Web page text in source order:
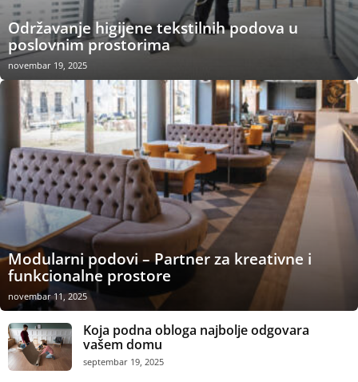
Održavanje higijene tekstilnih podova u
poslovnim prostorima
novembar 19, 2025
Modularni podovi – Partner za kreativne i
funkcionalne prostore
novembar 11, 2025
Koja podna obloga najbolje odgovara
vašem domu
septembar 19, 2025